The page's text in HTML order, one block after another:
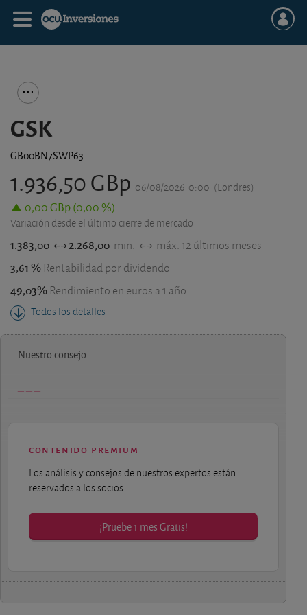
GSK
GB00BN7SWP63
1.936,50 GBp 06/08/2026 0:00 (Londres)
0,00 GBp (0,00 %)
Variación desde el último cierre de mercado
1.383,00 2.268,00 min. máx. 12 últimos meses
3,61 % Rentabilidad por dividendo
49,03% Rendimiento en euros a 1 año
Todos los detalles
Nuestro consejo
contenido premium
Los análisis y consejos de nuestros expertos están
reservados a los socios.
¡Pruebe 1 mes Gratis!